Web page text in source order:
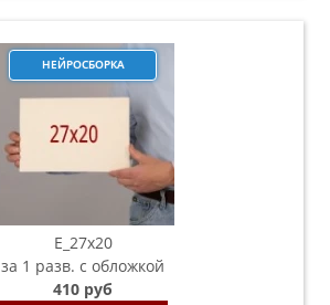
НЕЙРОСБОРКА
E_27x20
за 1 разв. с обложкой
410 руб